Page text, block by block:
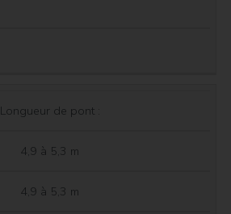
Longueur de pont :
4,9 à 5,3 m
4,9 à 5,3 m